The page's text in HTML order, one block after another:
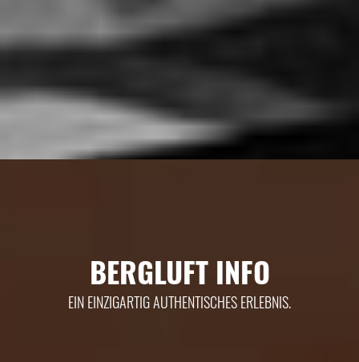
BERGLUFT INFO
EIN EINZIGARTIG AUTHENTISCHES ERLEBNIS.